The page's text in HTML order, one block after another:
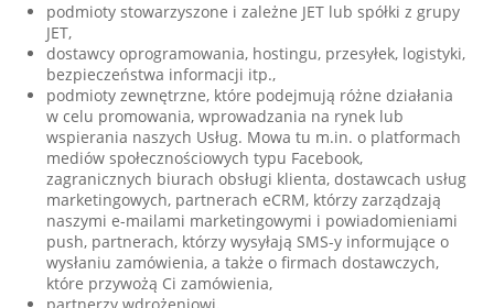
podmioty stowarzyszone i zależne JET lub spółki z grupy
JET,
dostawcy oprogramowania, hostingu, przesyłek, logistyki,
bezpieczeństwa informacji itp.,
podmioty zewnętrzne, które podejmują różne działania
w celu promowania, wprowadzania na rynek lub
wspierania naszych Usług. Mowa tu m.in. o platformach
mediów społecznościowych typu Facebook,
zagranicznych biurach obsługi klienta, dostawcach usług
marketingowych, partnerach eCRM, którzy zarządzają
naszymi e-mailami marketingowymi i powiadomieniami
push, partnerach, którzy wysyłają SMS-y informujące o
wysłaniu zamówienia, a także o firmach dostawczych,
które przywożą Ci zamówienia,